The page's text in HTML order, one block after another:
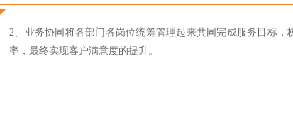
2、业务协同将各部门各岗位统筹管理起来共同完成服务目标，
率，最终实现客户满意度的提升。